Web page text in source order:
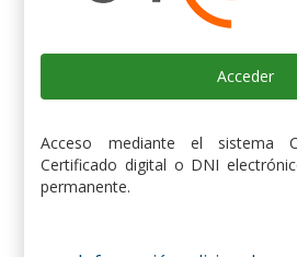
Acceder
Acceso mediante el sistema
Certificado digital o DNI
permanente.